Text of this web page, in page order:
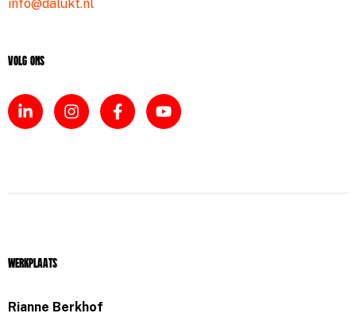
info@dalukt.nl
Volg ons
Werkplaats
Rianne Berkhof